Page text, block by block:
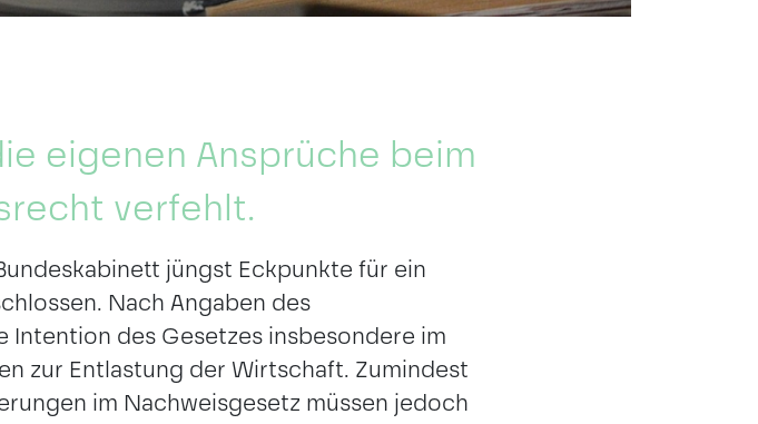
eigenen Ansprüche beim
verfehlt.
jüngst Eckpunkte für ein
Nach Angaben des
des Gesetzes insbesondere im
zur Entlastung der Wirtschaft. Zumindest
im Nachweisgesetz müssen jedoch